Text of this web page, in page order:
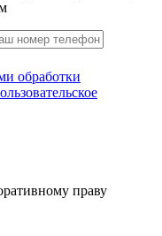
обработки
праву